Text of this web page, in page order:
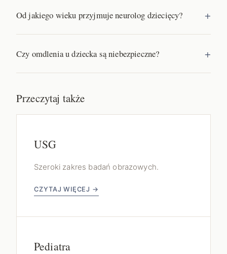
Od jakiego wieku przyjmuje neurolog dziecięcy?
Czy omdlenia u dziecka są niebezpieczne?
Przeczytaj także
USG
Szeroki zakres badań obrazowych.
CZYTAJ WIĘCEJ →
Pediatra